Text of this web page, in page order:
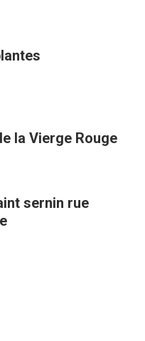
la Vierge Rouge
sernin rue